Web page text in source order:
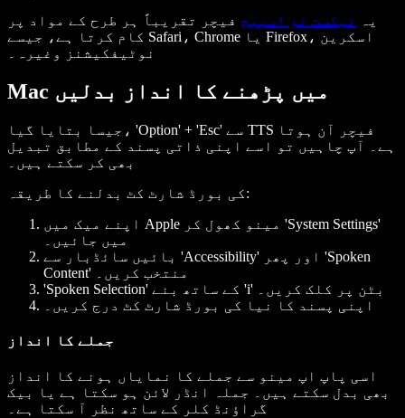
یہ
ٹیکسٹ ٹو اسپیچ فیچر تقریباً ہر طرح کے مواد پر
کام کرتا ہے، جیسے Safari، Chrome یا Firefox، اسکرین
نوٹیفکیشنز وغیرہ۔
Mac میں پڑھنے کا انداز بدلیں
جیسا بتایا گیا، 'Option' + 'Esc' سے TTS فیچر آن ہوتا
ہے۔ آپ چاہیں تو اسے اپنی ذاتی پسند کے مطابق تبدیل
بھی کر سکتے ہیں۔
کی بورڈ شارٹ کٹ بدلنے کا طریقہ:
اپنے میک میں Apple مینو کھول کر 'System Settings'
میں جائیں۔
بائیں سائڈبار سے 'Accessibility' اور پھر 'Spoken
Content' منتخب کریں۔
'Spoken Selection' کے ساتھ بنے 'i' بٹن پر کلک کریں۔
اپنی پسند کا نیا کی بورڈ شارٹ کٹ درج کریں۔
جملے کا انداز
اسی پاپ اپ مینو سے جملے کا نمایاں ہونے کا انداز
بھی بدل سکتے ہیں۔ جملہ انڈر لائن ہو سکتا ہے یا بیک
گراؤنڈ کلر کے ساتھ نظر آ سکتا ہے۔